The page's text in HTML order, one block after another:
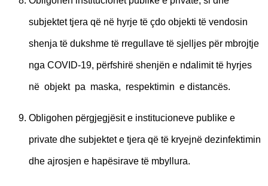
subjektet tjera që në hyrje të çdo objekti të vendosin
shenja të dukshme të rregullave të sjelljes për mbrojtje
nga COVID-19, përfshirë shenjën e ndalimit të hyrjes
në objekt pa maska, respektimin e distancës.
Obligohen përgjegjësit e institucioneve publike e
private dhe subjektet e tjera që të kryejnë dezinfektimin
dhe ajrosjen e hapësirave të mbyllura.